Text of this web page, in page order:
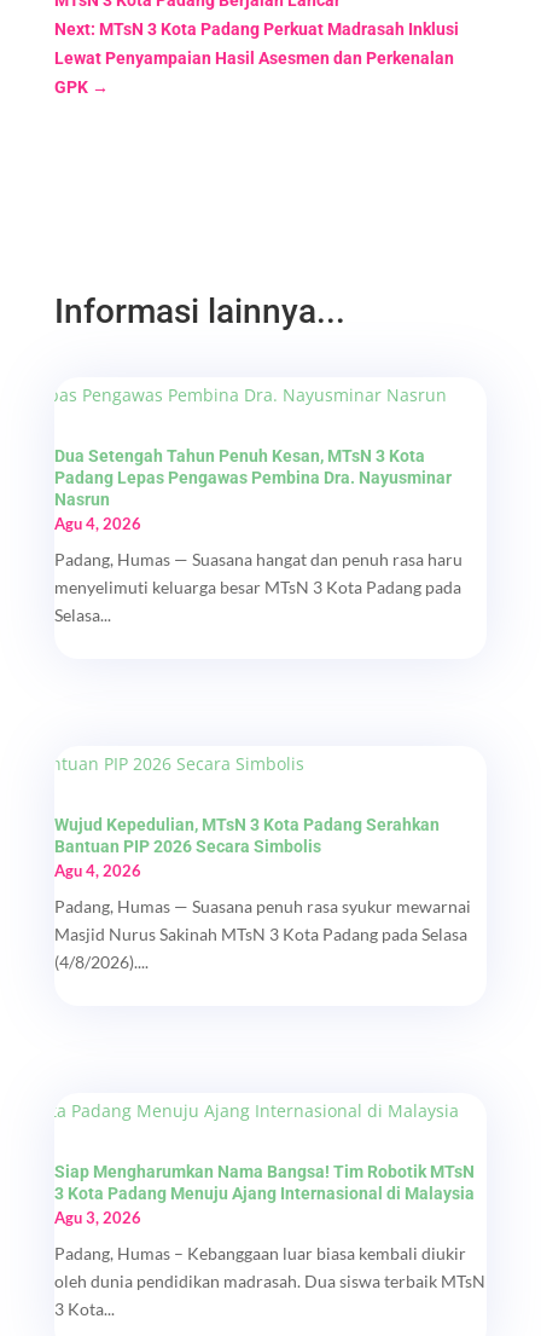
Next: MTsN 3 Kota Padang Perkuat Madrasah Inklusi
Lewat Penyampaian Hasil Asesmen dan Perkenalan
GPK→
Informasi lainnya...
Dua Setengah Tahun Penuh Kesan, MTsN 3 Kota
Padang Lepas Pengawas Pembina Dra. Nayusminar
Nasrun
Agu 4, 2026
Padang, Humas — Suasana hangat dan penuh rasa haru
menyelimuti keluarga besar MTsN 3 Kota Padang pada
Selasa...
Wujud Kepedulian, MTsN 3 Kota Padang Serahkan
Bantuan PIP 2026 Secara Simbolis
Agu 4, 2026
Padang, Humas — Suasana penuh rasa syukur mewarnai
Masjid Nurus Sakinah MTsN 3 Kota Padang pada Selasa
(4/8/2026)....
Siap Mengharumkan Nama Bangsa! Tim Robotik MTsN
3 Kota Padang Menuju Ajang Internasional di Malaysia
Agu 3, 2026
Padang, Humas – Kebanggaan luar biasa kembali diukir
oleh dunia pendidikan madrasah. Dua siswa terbaik MTsN
3 Kota...